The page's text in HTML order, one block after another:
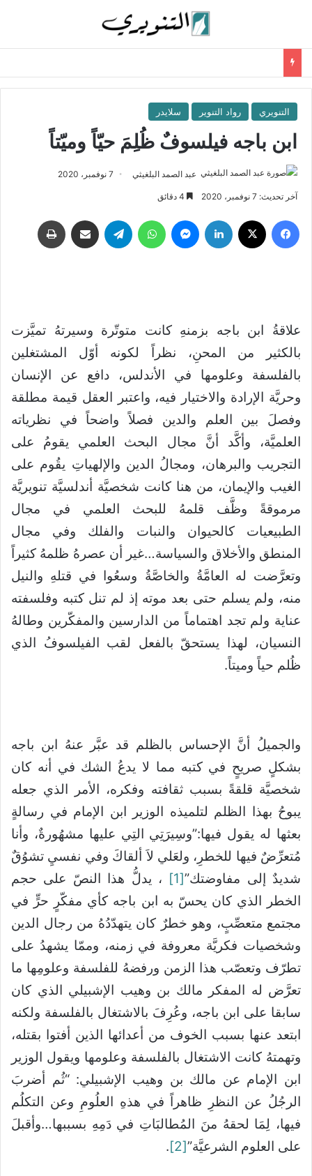
التنويري رواد التنوير سلايدر
ابن باجه فيلسوفٌ ظُلِمَ حيّاً وميّتاً
عبد الصمد البلغيثي 7 نوفمبر، 2020
آخر تحديث: 7 نوفمبر، 2020
علاقةُ ابن باجه بزمنهِ كانت متوتّرة وسيرتهُ تميَّزت
بالكثير من المحنِ، نظراً لكونه أوّل المشتغلين
بالفلسفة وعلومها في الأندلس، دافع عن الإنسان
وحريَّة الإرادة والاختيار فيه، واعتبر العقل قيمة مطلقة
وفصلَ بين العلم والدين فصلاً واضحاً في نظرياته
العلميَّة، وأكَّد أنَّ مجال البحث العلمي يقومُ على
التجريب والبرهان، ومجالُ الدين والإلهياتِ يقُوم على
الغيب والإيمان، من هنا كانت شخصيَّة أندلسيَّة تنويريَّة
مرموقةً وظَّف قلمهُ للبحث العلمي في مجال
الطبيعيات كالحيوان والنبات والفلك وفي مجال
المنطق والأخلاق والسياسة…غير أن عصرهُ ظلمهُ كثيراً
وتعرَّضت له العامَّةُ والخاصَّةُ وسعُوا في قتلهِ والنيل
منه، ولم يسلم حتى بعد موته إذ لم تنل كتبه وفلسفته
عناية ولم تجد اهتماماً من الدارسين والمفكّرين وطالهُ
النسيان، لهذا يستحقّ بالفعل لقب الفيلسوفُ الذي
ظُلم حياً وميتاً.
والجميلُ أنَّ الإحساس بالظلم قد عبَّر عنهُ ابن باجه
بشكلٍ صريحٍ في كتبه مما لا يدعُ الشك في أنه كان
شخصيَّة قلقةً بسبب ثقافته وفكره، الأمر الذي جعله
يبوحُ بهذا الظلم لتلميذه الوزير ابن الإمام في رسالةٍ
بعثها له يقول فيها:”وسِيرَتِي التِي عليها مشهُورةٌ، وأنا
مُتعرِّضٌ فيها للخطرِ، ولعَلي لاَ ألقاكَ وفي نفسيِ تشوُقٌ
شديدٌ إلى مفاوضتك”[1]
، يدلُّ هذا النصّ على حجم
الخطر الذي كان يحسّ به ابن باجه كأي مفكّرٍ حرٍّ في
مجتمع متعصِّبٍ، وهو خطرٌ كان يتهدّدُهُ من رجال الدين
وشخصيات فكريَّة معروفة في زمنه، وممّا يشهدُ على
تطرّف وتعصّب هذا الزمن ورفضهُ للفلسفة وعلومِها ما
تعرَّض له المفكر مالك بن وهيب الإشبيلي الذي كان
سابقا على ابن باجه، وعُرِفَ بالاشتغال بالفلسفة ولكنه
ابتعد عنها بسبب الخوف من أعدائها الذين أفتوا بقتله،
وتهمتهُ كانت الاشتغال بالفلسفة وعلومها ويقول الوزير
ابن الإمام عن مالك بن وهيب الإشبيلي: “ثُم أضربَ
الرجُلُ عن النظرِ ظاهراً في هذهِ العلُومِ وعن التكلُم
فيها، لِمَا لحقهُ منَ المُطالبَاتِ في دَمِهِ بسببها…وأقبلَ
على العلوم الشرعيَّة”[2]
.